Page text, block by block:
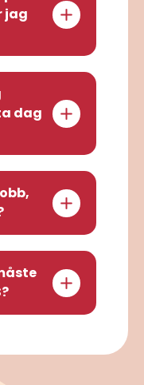
jag
dag